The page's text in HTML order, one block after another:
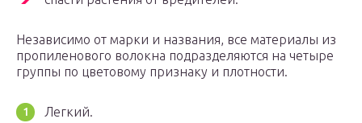
Независимо от марки и названия, все материалы из
пропиленового волокна подразделяются на четыре
группы по цветовому признаку и плотности.
Легкий.